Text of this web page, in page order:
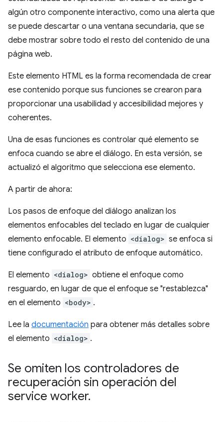
algún otro componente interactivo, como una alerta que
se puede descartar o una ventana secundaria, que se
debe mostrar sobre todo el resto del contenido de una
página web.
Este elemento HTML es la forma recomendada de crear
ese contenido porque sus funciones se crearon para
proporcionar una usabilidad y accesibilidad mejores y
coherentes.
Una de esas funciones es controlar qué elemento se
enfoca cuando se abre el diálogo. En esta versión, se
actualizó el algoritmo que selecciona ese elemento.
A partir de ahora:
Los pasos de enfoque del diálogo analizan los
elementos enfocables del teclado en lugar de cualquier
elemento enfocable. El elemento <dialog> se enfoca si
tiene configurado el atributo de enfoque automático.
El elemento <dialog> obtiene el enfoque como
resguardo, en lugar de que el enfoque se "restablezca"
en el elemento <body> .
Lee la documentación para obtener más detalles sobre
el elemento <dialog> .
Se omiten los controladores de
recuperación sin operación del
service worker.